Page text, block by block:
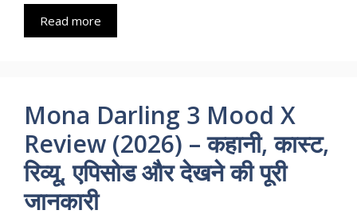
Read more
Mona Darling 3 Mood X
Review (2026) – कहानी, कास्ट,
रिव्यू, एपिसोड और देखने की पूरी
जानकारी